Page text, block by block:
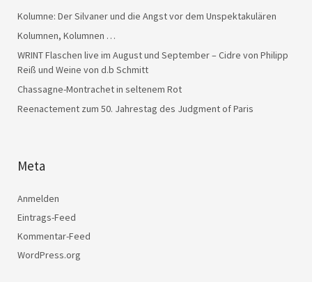
Kolumne: Der Silvaner und die Angst vor dem Unspektakulären
Kolumnen, Kolumnen …
WRINT Flaschen live im August und September – Cidre von Philipp
Reiß und Weine von d.b Schmitt
Chassagne-Montrachet in seltenem Rot
Reenactement zum 50. Jahrestag des Judgment of Paris
Meta
Anmelden
Eintrags-Feed
Kommentar-Feed
WordPress.org